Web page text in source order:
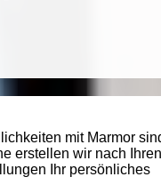
mit Marmor
erstellen wir nach Ihren
Ihr persönliches